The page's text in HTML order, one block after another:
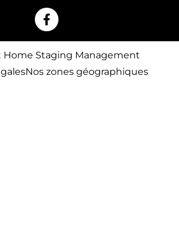
Home Staging Management
Nos zones géographiques